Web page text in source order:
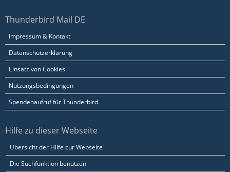
Thunderbird Mail DE
Impressum & Kontakt
Datenschutzerklärung
Einsatz von Cookies
Nutzungsbedingungen
Spendenaufruf für Thunderbird
Hilfe zu dieser Webseite
Übersicht der Hilfe zur Webseite
Die Suchfunktion benutzen